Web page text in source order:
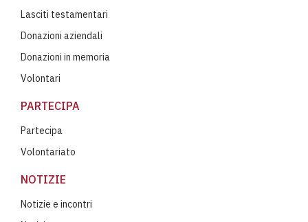
Lasciti testamentari
Donazioni aziendali
Donazioni in memoria
Volontari
PARTECIPA
Partecipa
Volontariato
NOTIZIE
Notizie e incontri